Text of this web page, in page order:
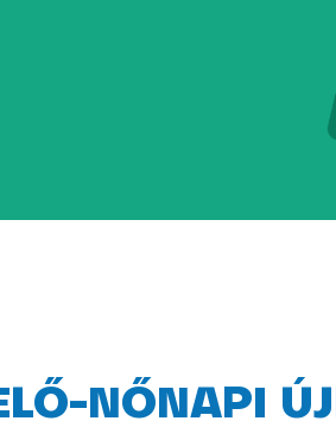
NŐNAPI